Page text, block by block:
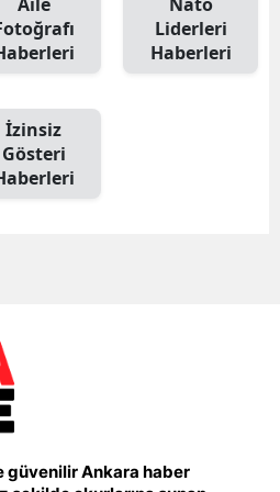
Liderleri
Haberleri
İzinsiz
Gösteri
güvenilir Ankara haber